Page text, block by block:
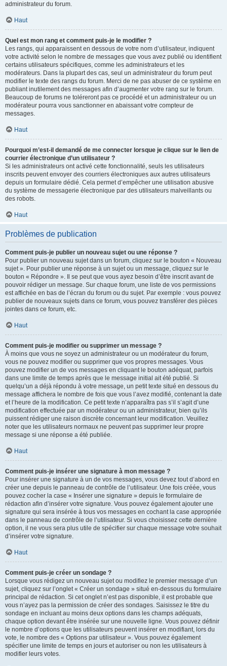
administrateur du forum.
Haut
Quel est mon rang et comment puis-je le modifier ?
Les rangs, qui apparaissent en dessous de votre nom d’utilisateur, indiquent
votre activité selon le nombre de messages que vous avez publié ou identifient
certains utilisateurs spécifiques, comme les administrateurs et les
modérateurs. Dans la plupart des cas, seul un administrateur du forum peut
modifier le texte des rangs du forum. Merci de ne pas abuser de ce système en
publiant inutilement des messages afin d’augmenter votre rang sur le forum.
Beaucoup de forums ne toléreront pas ce procédé et un administrateur ou un
modérateur pourra vous sanctionner en abaissant votre compteur de
messages.
Haut
Pourquoi m’est-il demandé de me connecter lorsque je clique sur le lien de
courrier électronique d’un utilisateur ?
Si les administrateurs ont activé cette fonctionnalité, seuls les utilisateurs
inscrits peuvent envoyer des courriers électroniques aux autres utilisateurs
depuis un formulaire dédié. Cela permet d’empêcher une utilisation abusive
du système de messagerie électronique par des utilisateurs malveillants ou
des robots.
Haut
Problèmes de publication
Comment puis-je publier un nouveau sujet ou une réponse ?
Pour publier un nouveau sujet dans un forum, cliquez sur le bouton « Nouveau
sujet ». Pour publier une réponse à un sujet ou un message, cliquez sur le
bouton « Répondre ». Il se peut que vous ayez besoin d’être inscrit avant de
pouvoir rédiger un message. Sur chaque forum, une liste de vos permissions
est affichée en bas de l’écran du forum ou du sujet. Par exemple : vous pouvez
publier de nouveaux sujets dans ce forum, vous pouvez transférer des pièces
jointes dans ce forum, etc.
Haut
Comment puis-je modifier ou supprimer un message ?
À moins que vous ne soyez un administrateur ou un modérateur du forum,
vous ne pouvez modifier ou supprimer que vos propres messages. Vous
pouvez modifier un de vos messages en cliquant le bouton adéquat, parfois
dans une limite de temps après que le message initial ait été publié. Si
quelqu’un a déjà répondu à votre message, un petit texte situé en dessous du
message affichera le nombre de fois que vous l’avez modifié, contenant la date
et l’heure de la modification. Ce petit texte n’apparaîtra pas s’il s’agit d’une
modification effectuée par un modérateur ou un administrateur, bien qu’ils
puissent rédiger une raison discrète concernant leur modification. Veuillez
noter que les utilisateurs normaux ne peuvent pas supprimer leur propre
message si une réponse a été publiée.
Haut
Comment puis-je insérer une signature à mon message ?
Pour insérer une signature à un de vos messages, vous devez tout d’abord en
créer une depuis le panneau de contrôle de l’utilisateur. Une fois créée, vous
pouvez cocher la case « Insérer une signature » depuis le formulaire de
rédaction afin d’insérer votre signature. Vous pouvez également ajouter une
signature qui sera insérée à tous vos messages en cochant la case appropriée
dans le panneau de contrôle de l’utilisateur. Si vous choisissez cette dernière
option, il ne vous sera plus utile de spécifier sur chaque message votre souhait
d’insérer votre signature.
Haut
Comment puis-je créer un sondage ?
Lorsque vous rédigez un nouveau sujet ou modifiez le premier message d’un
sujet, cliquez sur l’onglet « Créer un sondage » situé en-dessous du formulaire
principal de rédaction. Si cet onglet n’est pas disponible, il est probable que
vous n’ayez pas la permission de créer des sondages. Saisissez le titre du
sondage en incluant au moins deux options dans les champs adéquats,
chaque option devant être insérée sur une nouvelle ligne. Vous pouvez définir
le nombre d’options que les utilisateurs peuvent insérer en modifiant, lors du
vote, le nombre des « Options par utilisateur ». Vous pouvez également
spécifier une limite de temps en jours et autoriser ou non les utilisateurs à
modifier leurs votes.